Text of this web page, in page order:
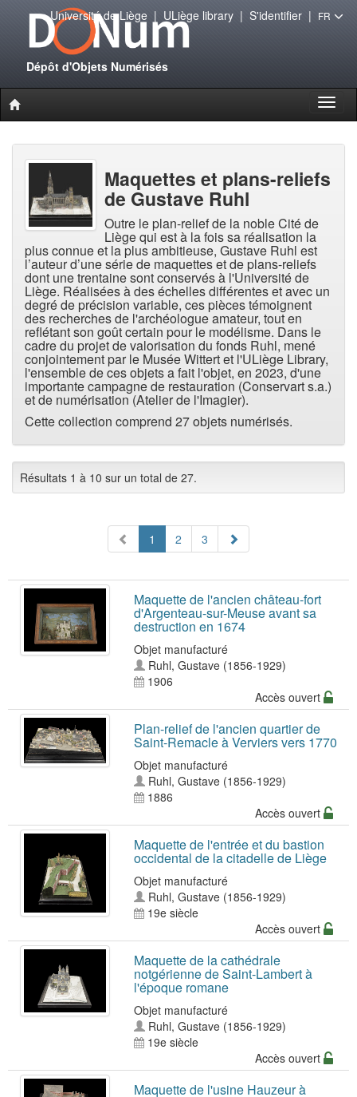
Dépôt d'Objets Numérisés
Université de Liège| ULiège library| S'identifier| FR
Maquettes et plans-reliefs
de Gustave Ruhl
Outre le plan-relief de la noble Cité de
Liège qui est à la fois sa réalisation la
plus connue et la plus ambitieuse, Gustave Ruhl est
l’auteur d’une série de maquettes et de plans-reliefs
dont une trentaine sont conservés à l'Université de
Liège. Réalisées à des échelles différentes et avec un
degré de précision variable, ces pièces témoignent
des recherches de l'archéologue amateur, tout en
reflétant son goût certain pour le modélisme. Dans le
cadre du projet de valorisation du fonds Ruhl, mené
conjointement par le Musée Wittert et l'ULiège Library,
l'ensemble de ces objets a fait l'objet, en 2023, d'une
importante campagne de restauration (Conservart s.a.)
et de numérisation (Atelier de l'Imagier).
Cette collection comprend 27 objets numérisés.
Résultats 1 à 10 sur un total de 27.
1 2 3
Maquette de l'ancien château-fort
d'Argenteau-sur-Meuse avant sa
destruction en 1674
Objet manufacturé
Ruhl, Gustave (1856-1929)
1906
Accès ouvert
Plan-relief de l'ancien quartier de
Saint-Remacle à Verviers vers 1770
Objet manufacturé
Ruhl, Gustave (1856-1929)
1886
Accès ouvert
Maquette de l'entrée et du bastion
occidental de la citadelle de Liège
Objet manufacturé
Ruhl, Gustave (1856-1929)
19e siècle
Accès ouvert
Maquette de la cathédrale
notgérienne de Saint-Lambert à
l'époque romane
Objet manufacturé
Ruhl, Gustave (1856-1929)
19e siècle
Accès ouvert
Maquette de l'usine Hauzeur à